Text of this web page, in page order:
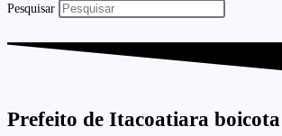
Pesquisar
Prefeito de Itacoatiara boicota